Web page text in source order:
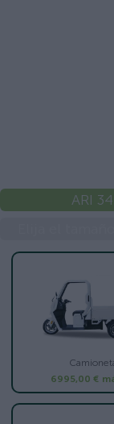
ARI
6995,00 €